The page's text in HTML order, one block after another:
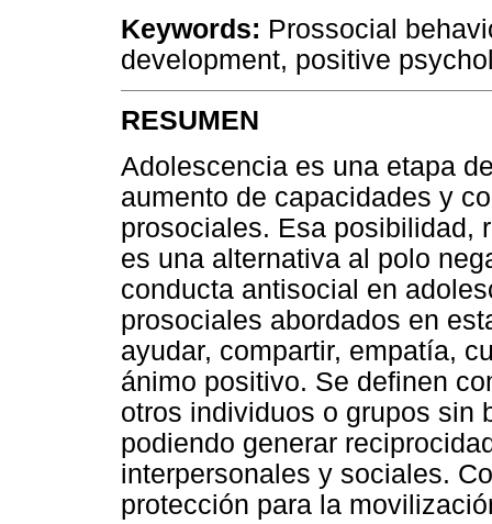
Keywords: Prossocial
development, positive
RESUMEN
Adolescencia es una etapa
aumento de capacidades y
prosociales. Esa posibilidad,
es una alternativa al polo
conducta antisocial en
prosociales abordados en
ayudar, compartir, empatía,
ánimo positivo. Se definen
otros individuos o grupos sin
podiendo generar
interpersonales y sociales.
protección para la